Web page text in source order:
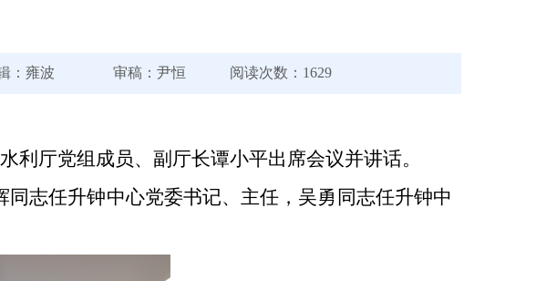
辑：雍波 审稿：尹恒 阅读次数：1629
利厅党组成员、副厅长谭小平出席会议并讲话。
志任升钟中心党委书记、主任，吴勇同志任升钟中